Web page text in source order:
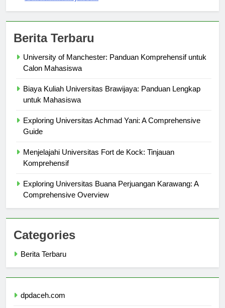
University of Manchester: Panduan Komprehensif untuk
Biaya Kuliah Universitas Brawijaya: Panduan Lengkap
Exploring Universitas Achmad Yani: A Comprehensive
Menjelajahi Universitas Fort de Kock: Tinjauan
Exploring Universitas Buana Perjuangan Karawang: A
Categories